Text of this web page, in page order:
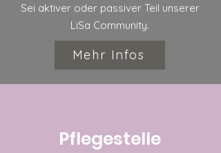
Sei aktiveroder passiver Teil unserer
LiSa Community.
Mehr Infos
Pflegestelle